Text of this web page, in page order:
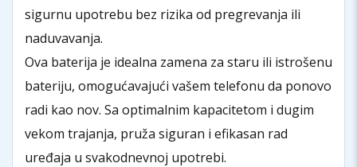
sigurnu upotrebu bez rizika od pregrevanja ili
naduvavanja.
Ova baterija je idealna zamena za staru ili istrošenu
bateriju, omogućavajući vašem telefonu da ponovo
radi kao nov. Sa optimalnim kapacitetom i dugim
vekom trajanja, pruža siguran i efikasan rad
uređaja u svakodnevnoj upotrebi.